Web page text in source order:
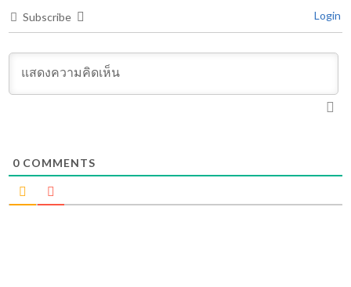
Subscribe Login
0 COMMENTS